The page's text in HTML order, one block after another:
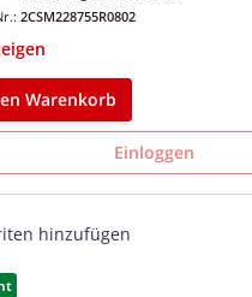
2CSM228755R0802
Warenkorb
Einloggen
hinzufügen